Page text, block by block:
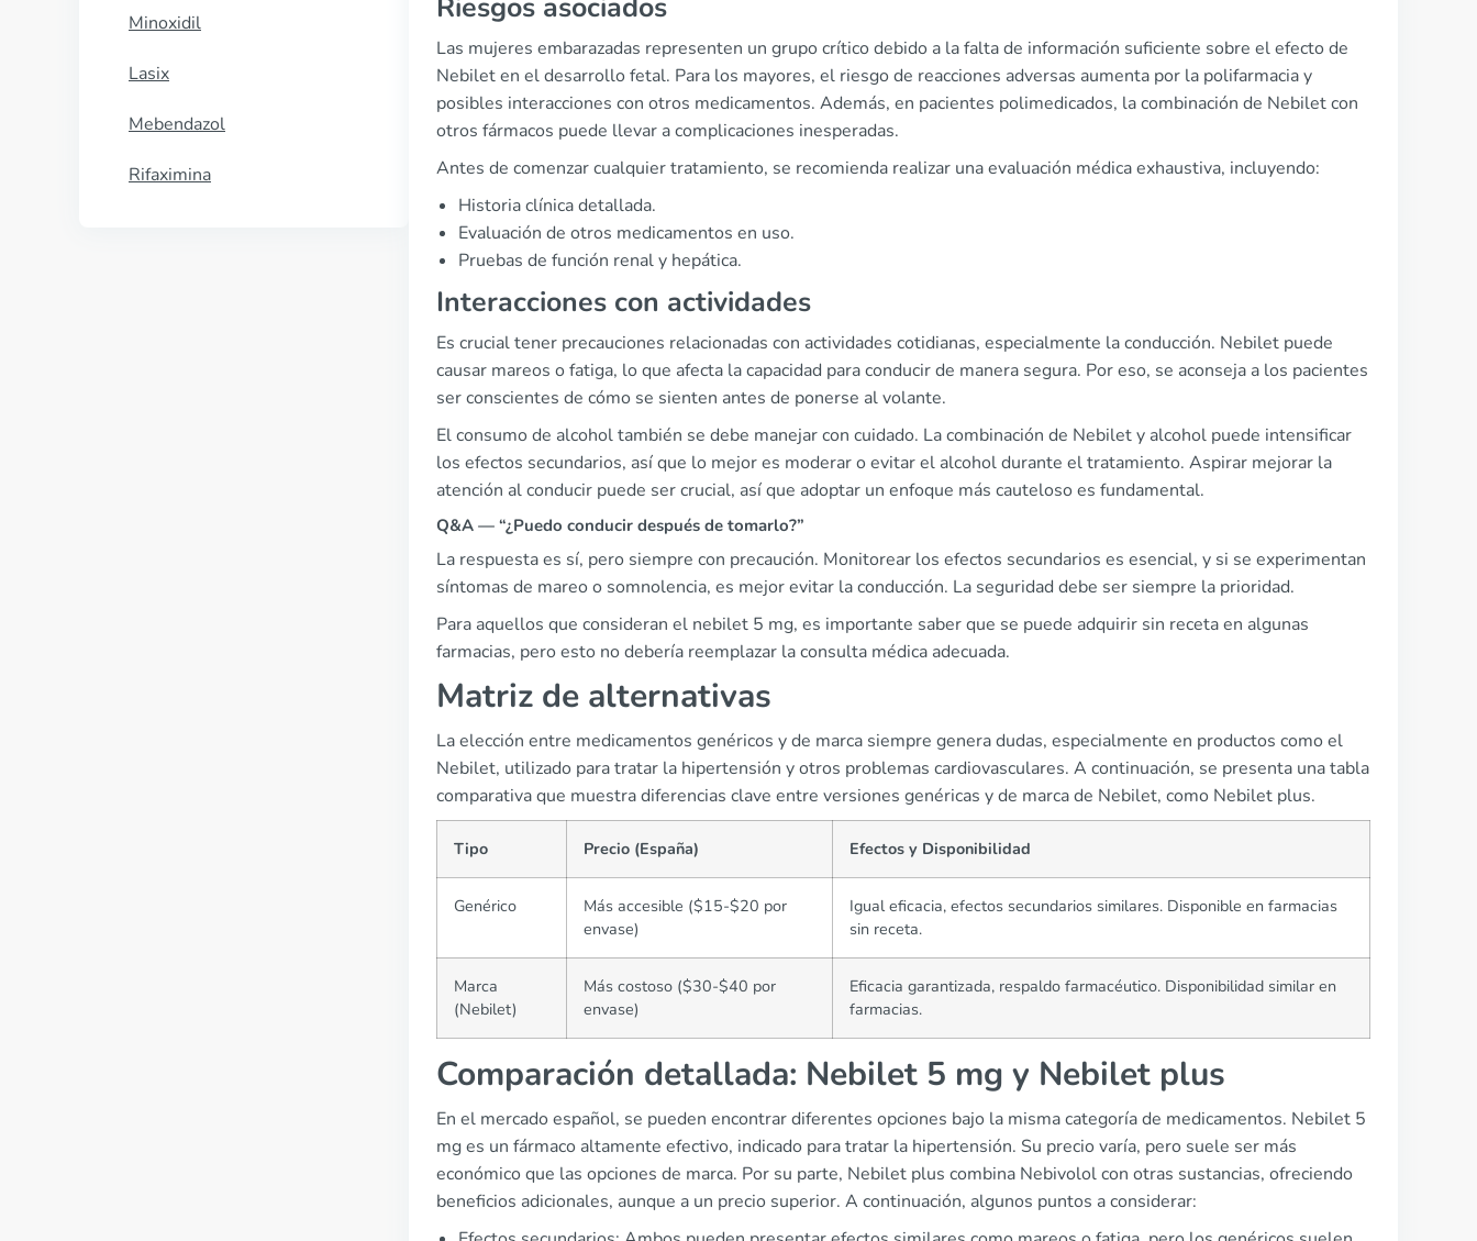
Minoxidil
Lasix
Mebendazol
Rifaximina
Riesgos asociados
Las mujeres embarazadas representen un grupo crítico debido a la falta de información suficiente sobre el efecto de
Nebilet en el desarrollo fetal. Para los mayores, el riesgo de reacciones adversas aumenta por la polifarmacia y
posibles interacciones con otros medicamentos. Además, en pacientes polimedicados, la combinación de Nebilet con
otros fármacos puede llevar a complicaciones inesperadas.
Antes de comenzar cualquier tratamiento, se recomienda realizar una evaluación médica exhaustiva, incluyendo:
Historia clínica detallada.
Evaluación de otros medicamentos en uso.
Pruebas de función renal y hepática.
Interacciones con actividades
Es crucial tener precauciones relacionadas con actividades cotidianas, especialmente la conducción. Nebilet puede
causar mareos o fatiga, lo que afecta la capacidad para conducir de manera segura. Por eso, se aconseja a los pacientes
ser conscientes de cómo se sienten antes de ponerse al volante.
El consumo de alcohol también se debe manejar con cuidado. La combinación de Nebilet y alcohol puede intensificar
los efectos secundarios, así que lo mejor es moderar o evitar el alcohol durante el tratamiento. Aspirar mejorar la
atención al conducir puede ser crucial, así que adoptar un enfoque más cauteloso es fundamental.
Q&A — “¿Puedo conducir después de tomarlo?”
La respuesta es sí, pero siempre con precaución. Monitorear los efectos secundarios es esencial, y si se experimentan
síntomas de mareo o somnolencia, es mejor evitar la conducción. La seguridad debe ser siempre la prioridad.
Para aquellos que consideran el nebilet 5 mg, es importante saber que se puede adquirir sin receta en algunas
farmacias, pero esto no debería reemplazar la consulta médica adecuada.
Matriz de alternativas
La elección entre medicamentos genéricos y de marca siempre genera dudas, especialmente en productos como el
Nebilet, utilizado para tratar la hipertensión y otros problemas cardiovasculares. A continuación, se presenta una tabla
comparativa que muestra diferencias clave entre versiones genéricas y de marca de Nebilet, como Nebilet plus.
Tipo Precio (España) Efectos y Disponibilidad
Genérico
Más accesible ($15-$20 por
envase)
Igual eficacia, efectos secundarios similares. Disponible en farmacias
sin receta.
Marca
(Nebilet)
Más costoso ($30-$40 por
envase)
Eficacia garantizada, respaldo farmacéutico. Disponibilidad similar en
farmacias.
Comparación detallada: Nebilet 5 mg y Nebilet plus
En el mercado español, se pueden encontrar diferentes opciones bajo la misma categoría de medicamentos. Nebilet 5
mg es un fármaco altamente efectivo, indicado para tratar la hipertensión. Su precio varía, pero suele ser más
económico que las opciones de marca. Por su parte, Nebilet plus combina Nebivolol con otras sustancias, ofreciendo
beneficios adicionales, aunque a un precio superior. A continuación, algunos puntos a considerar: